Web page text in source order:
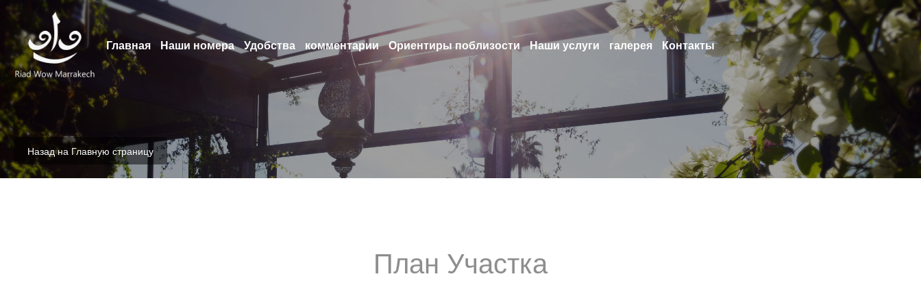
Главная Наши номера Удобства комментарии Ориентиры поблизости Наши услуги галерея Контакты
Назад на Главную страницу
План Участка